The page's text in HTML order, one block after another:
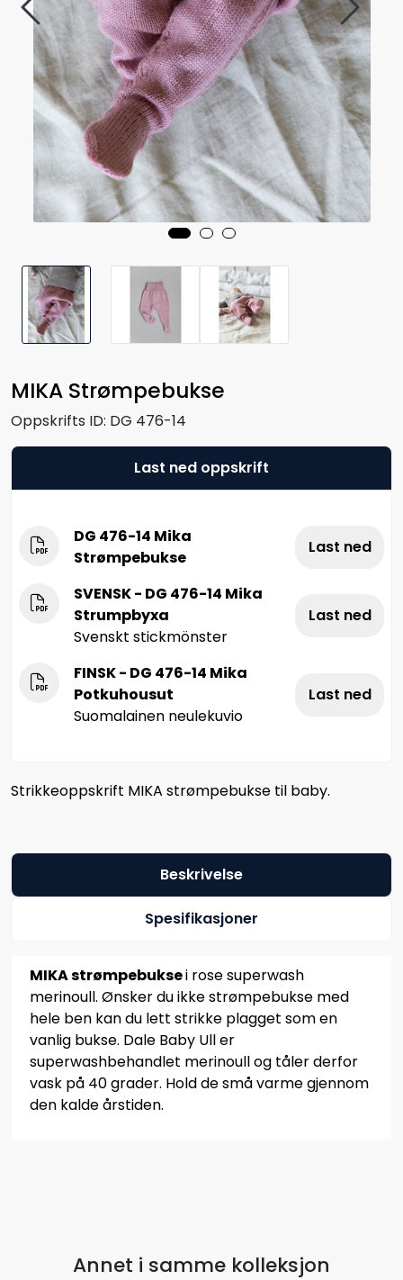
MIKA Strømpebukse
Oppskrifts ID: DG 476-14
Last ned oppskrift
DG 476-14 Mika
Strømpebukse
Last ned
SVENSK - DG 476-14 Mika
Strumpbyxa
Svenskt stickmönster
Last ned
FINSK - DG 476-14 Mika
Potkuhousut
Suomalainen neulekuvio
Last ned
Strikkeoppskrift MIKA strømpebukse til baby.
Beskrivelse
Spesifikasjoner
MIKA strømpebuksei rose superwash
merinoull. Ønsker du ikke strømpebukse med
hele ben kan du lett strikke plagget som en
vanlig bukse. Dale Baby Ull er
superwashbehandlet merinoull og tåler derfor
vask på 40 grader. Hold de små varme gjennom
den kalde årstiden.
Annet i samme kolleksjon